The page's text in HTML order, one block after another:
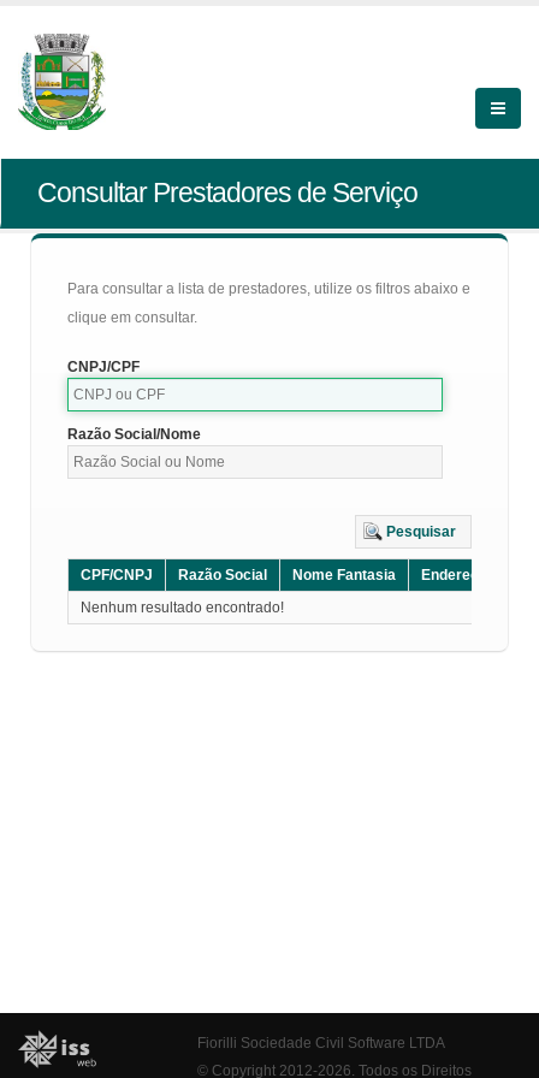
Consultar Prestadores de Serviço
Para consultar a lista de prestadores, utilize os filtros abaixo e
clique em consultar.
CNPJ/CPF
Razão Social/Nome
Pesquisar
CPF/CNPJ Razão Social Nome Fantasia Endereço
Nenhum resultado encontrado!
Fiorilli Sociedade Civil Software LTDA
© Copyright 2012-2026. Todos os Direitos